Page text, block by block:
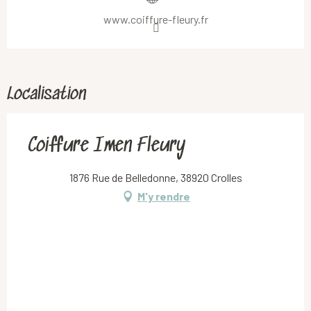
www.coiffure-fleury.fr
Localisation
Coiffure Imen Fleury
1876 Rue de Belledonne, 38920 Crolles
M'y rendre